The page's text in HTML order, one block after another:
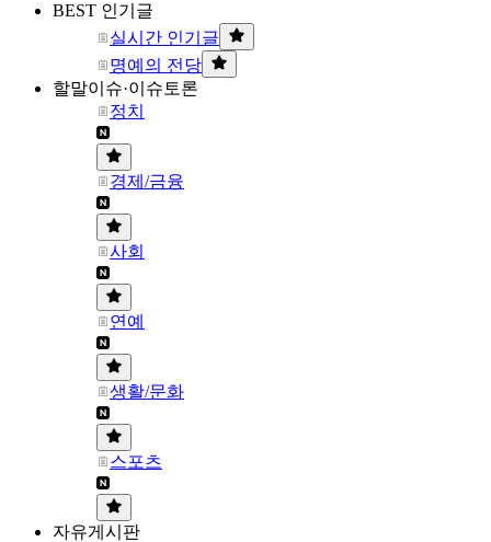
BEST 인기글
실시간 인기글
명예의 전당
할말이슈·이슈토론
정치
경제/금융
사회
연예
생활/문화
스포츠
자유게시판